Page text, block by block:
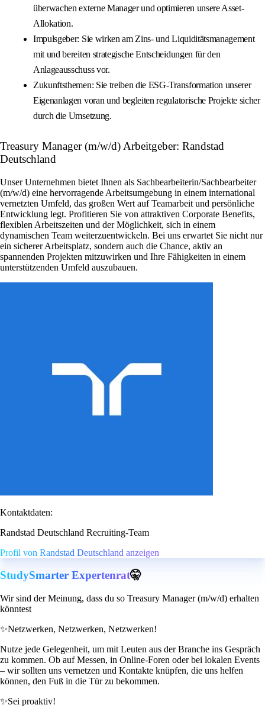
überwachen externe Manager und optimieren unsere Asset-
Allokation.
Impulsgeber: Sie wirken am Zins- und Liquiditätsmanagement
mit und bereiten strategische Entscheidungen für den
Anlageausschuss vor.
Zukunftsthemen: Sie treiben die ESG-Transformation unserer
Eigenanlagen voran und begleiten regulatorische Projekte sicher
durch die Umsetzung.
Treasury Manager (m/w/d) Arbeitgeber: Randstad
Deutschland
Unser Unternehmen bietet Ihnen als Sachbearbeiterin/Sachbearbeiter
(m/w/d) eine hervorragende Arbeitsumgebung in einem international
vernetzten Umfeld, das großen Wert auf Teamarbeit und persönliche
Entwicklung legt. Profitieren Sie von attraktiven Corporate Benefits,
flexiblen Arbeitszeiten und der Möglichkeit, sich in einem
dynamischen Team weiterzuentwickeln. Bei uns erwartet Sie nicht nur
ein sicherer Arbeitsplatz, sondern auch die Chance, aktiv an
spannenden Projekten mitzuwirken und Ihre Fähigkeiten in einem
unterstützenden Umfeld auszubauen.
Kontaktdaten:
Randstad Deutschland Recruiting-Team
Profil von Randstad Deutschland anzeigen
StudySmarter Expertenrat🤫
Wir sind der Meinung, dass du so Treasury Manager (m/w/d) erhalten
könntest
✨Netzwerken, Netzwerken, Netzwerken!
Nutze jede Gelegenheit, um mit Leuten aus der Branche ins Gespräch
zu kommen. Ob auf Messen, in Online-Foren oder bei lokalen Events
– wir sollten uns vernetzen und Kontakte knüpfen, die uns helfen
können, den Fuß in die Tür zu bekommen.
✨Sei proaktiv!